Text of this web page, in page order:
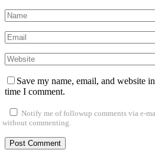
Save my name, email, and website
time I comment.
Notify me of followup comments via e-
without commenting.